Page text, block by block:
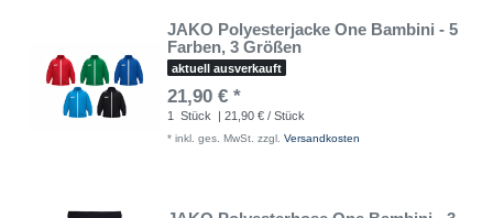
JAKO Polyesterjacke One Bambini - 5
Farben, 3 Größen
aktuell ausverkauft
21,90 € *
1 Stück | 21,90 € / Stück
* inkl. ges. MwSt. zzgl. Versandkosten